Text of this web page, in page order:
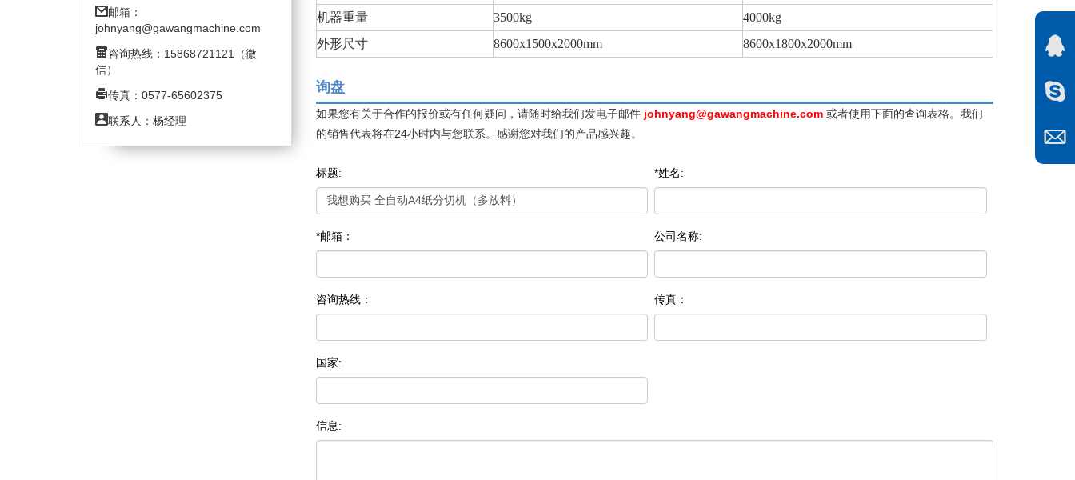
邮箱：
johnyang@gawangmachine.com
咨询热线：15868721121（微
信）
传真：0577-65602375
联系人：杨经理
机器重量
3500kg
4000kg
外形尺寸
8600x1500x2000mm 8600x1800x2000mm
询盘
如果您有关于合作的报价或有任何疑问，请随时给我们发电子邮件 johnyang@gawangmachine.com或者使用下面的查询表格。我们
的销售代表将在24小时内与您联系。感谢您对我们的产品感兴趣。
标题: *姓名:
*邮箱： 公司名称:
咨询热线： 传真：
国家:
信息: